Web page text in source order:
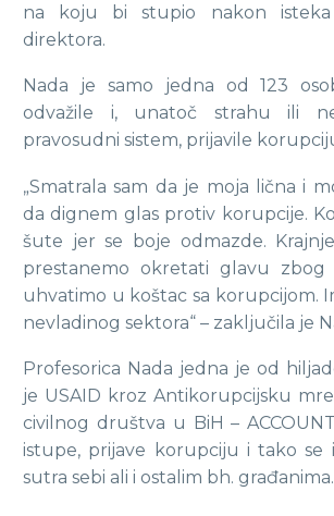
na koju bi stupio nakon isteka
direktora.
Nada je samo jedna od 123
odvažile i, unatoč strahu ili
pravosudni sistem, prijavile
„Smatrala sam da je moja lična i
da dignem glas protiv korupcije.
šute jer se boje odmazde.
prestanemo okretati glavu zbog
uhvatimo u koštac sa korupcijom.
nevladinog sektora“ – zaključila je
Profesorica Nada jedna je od
je USAID kroz Antikorupcijsku
civilnog društva u BiH –
istupe, prijave korupciju i tako se
sutra sebi ali i ostalim bh. građanima.